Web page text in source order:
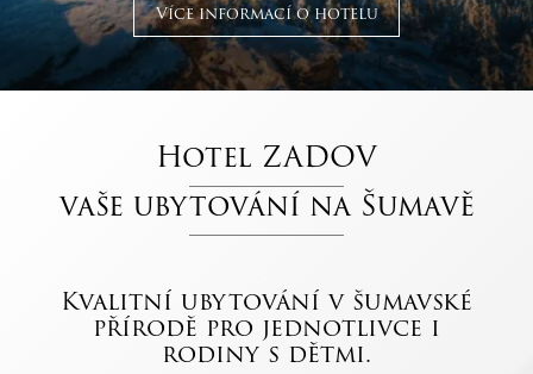
Více informací o hotelu
Hotel ZADOV
vaše ubytování na Šumavě
Kvalitní ubytování v šumavské
přírodě pro jednotlivce i
rodiny s dětmi.